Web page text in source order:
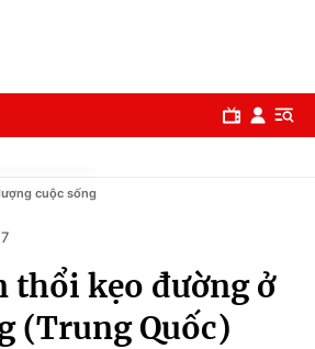
cuộc sống
thổi kẹo đường ở
(Trung Quốc)